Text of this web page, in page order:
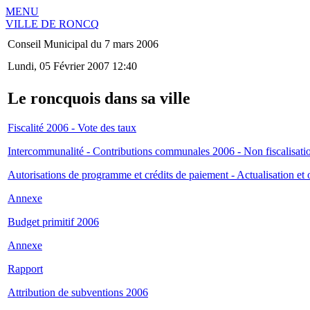
MENU
VILLE DE RONCQ
Conseil Municipal du 7 mars 2006
Lundi, 05 Février 2007 12:40
Le roncquois dans sa ville
Fiscalité 2006 - Vote des taux
Intercommunalité - Contributions communales 2006 - Non
Autorisations de programme et crédits de paiement - Actualisation et
Annexe
Budget primitif 2006
Annexe
Rapport
Attribution de subventions 2006